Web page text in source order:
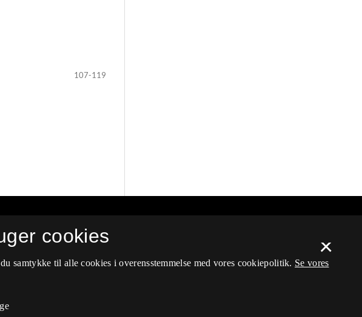
107-119
×
cookies
samtykke til alle cookies i overensstemmelse med vores cookiepolitik. Se vores